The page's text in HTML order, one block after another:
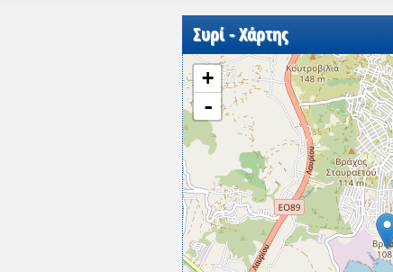
Συρί - Χάρτης
+
-